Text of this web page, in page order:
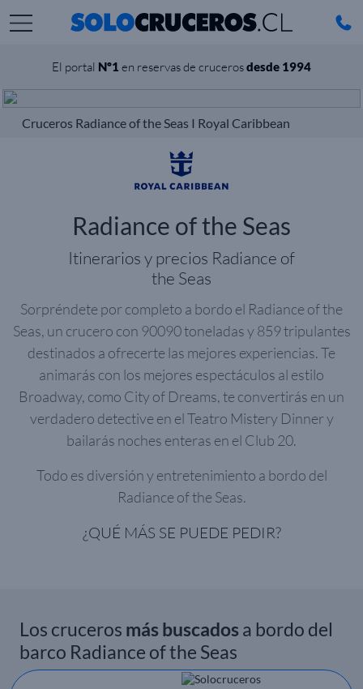
El portal Nº1 en reservas de crucerosdesde 1994
Cruceros Radiance of the Seas I Royal Caribbean
Radiance of the Seas
Itinerarios y precios Radiance of
the Seas
Sorpréndete por completo a bordo el Radiance of the
Seas, un crucero con 90090 toneladas y 859 tripulantes
destinados a ofrecerte las mejores experiencias. Te
animarás con los mejores espectáculos al estilo
Broadway, como City of Dreams, te convertirás en un
verdadero detective en el Teatro Mistery Dinner y
bailarás noches enteras en el Club 20.
Todo es diversión y entretenimiento a bordo del
Radiance of the Seas.
¿QUÉ MÁS SE PUEDE PEDIR?
Los cruceros más buscadosa bordo del
barco Radiance of the Seas